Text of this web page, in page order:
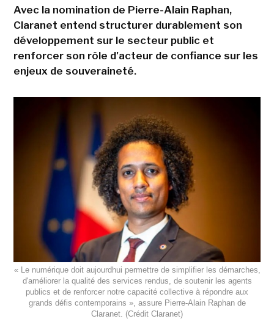
Avec la nomination de Pierre-Alain Raphan,
Claranet entend structurer durablement son
développement sur le secteur public et
renforcer son rôle d'acteur de confiance sur les
enjeux de souveraineté.
« Le numérique doit aujourdhui permettre de simplifier les démarches,
d'améliorer la qualité des services rendus, de soutenir les agents
publics et de renforcer notre capacité collective à répondre aux
grands défis contemporains », assure Pierre-Alain Raphan de
Claranet. (Crédit Claranet)